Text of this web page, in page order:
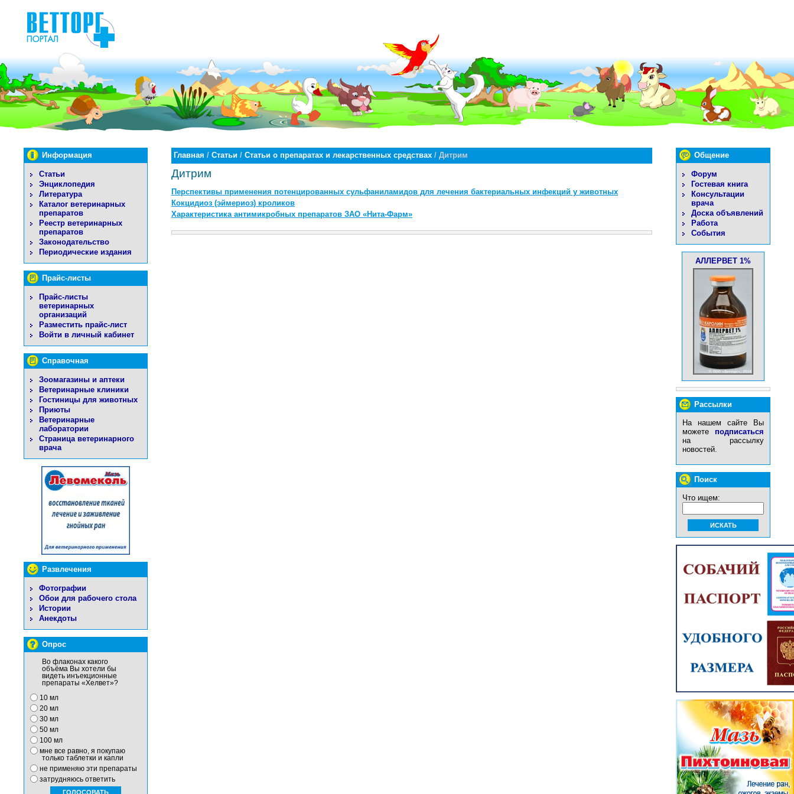
Информация
Статьи
Энциклопедия
Литература
Каталог ветеринарных
препаратов
Реестр ветеринарных
препаратов
Законодательство
Периодические издания
Прайс-листы
Прайс-листы
ветеринарных
организаций
Разместить прайс-лист
Войти в личный кабинет
Справочная
Зоомагазины и аптеки
Ветеринарные клиники
Гостиницы для животных
Приюты
Ветеринарные
лаборатории
Страница ветеринарного
врача
Развлечения
Фотографии
Обои для рабочего стола
Истории
Анекдоты
Опрос
Во флаконах какого
объёма Вы хотели бы
видеть инъекционные
препараты «Хелвет»?
10 мл
20 мл
30 мл
50 мл
100 мл
мне все равно, я покупаю
только таблетки и капли
не применяю эти препараты
затрудняюсь ответить
Общение
Форум
Гостевая книга
Консультации
врача
Доска объявлений
Работа
События
АЛЛЕРВЕТ 1%
Рассылки
На нашем сайте Вы
можете подписаться
на рассылку
новостей.
Поиск
Что ищем:
Главная / Статьи / Статьи о препаратах и лекарственных средствах / Дитрим
Дитрим
Перспективы применения потенцированных сульфаниламидов для лечения бактериальных инфекций у животных
Кокцидиоз (эймериоз) кроликов
Характеристика антимикробных препаратов ЗАО «Нита-Фарм»